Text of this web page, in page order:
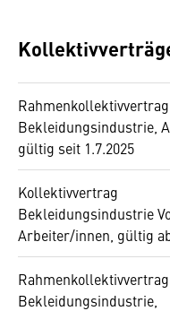
Rahmenkollektivvertrag
Bekleidungsindustrie,
gültig seit 1.7.2025
Kollektivvertrag
Bekleidungsindustrie
Arbeiter/innen, gültig
Rahmenkollektivvertrag
Bekleidungsindustrie,